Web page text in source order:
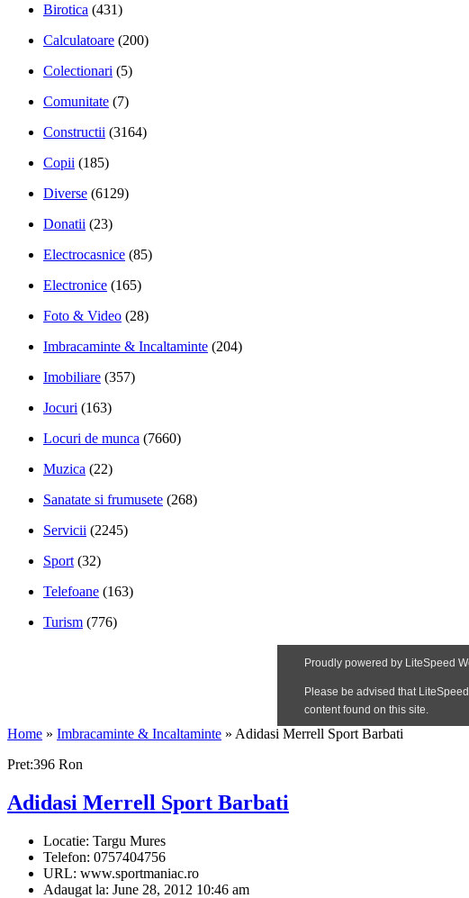
Birotica (431)
Calculatoare (200)
Colectionari (5)
Comunitate (7)
Constructii (3164)
Copii (185)
Diverse (6129)
Donatii (23)
Electrocasnice (85)
Electronice (165)
Foto & Video (28)
Imbracaminte & Incaltaminte (204)
Imobiliare (357)
Jocuri (163)
Locuri de munca (7660)
Muzica (22)
Sanatate si frumusete (268)
Servicii (2245)
Sport (32)
Telefoane (163)
Turism (776)
Home » Imbracaminte & Incaltaminte » Adidasi Merrell Sport Barbati
Pret:396 Ron
Adidasi Merrell Sport Barbati
Locatie: Targu Mures
Telefon: 0757404756
URL: www.sportmaniac.ro
Adaugat la: June 28, 2012 10:46 am